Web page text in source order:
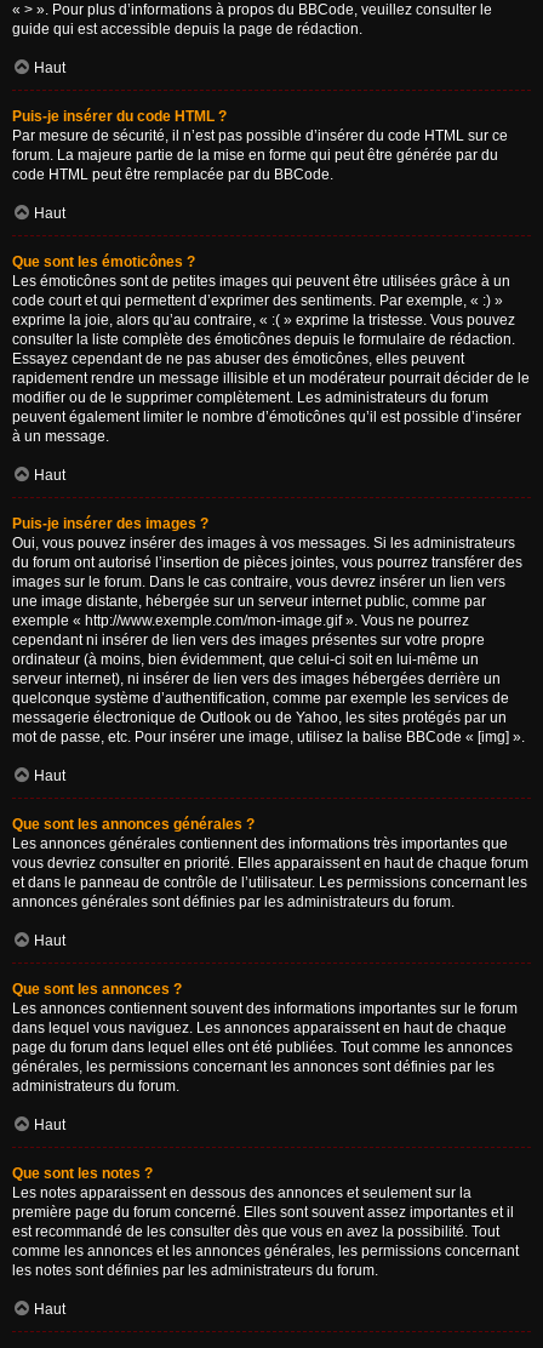
« > ». Pour plus d’informations à propos du BBCode, veuillez consulter le
guide qui est accessible depuis la page de rédaction.
Haut
Puis-je insérer du code HTML ?
Par mesure de sécurité, il n’est pas possible d’insérer du code HTML sur ce
forum. La majeure partie de la mise en forme qui peut être générée par du
code HTML peut être remplacée par du BBCode.
Haut
Que sont les émoticônes ?
Les émoticônes sont de petites images qui peuvent être utilisées grâce à un
code court et qui permettent d’exprimer des sentiments. Par exemple, « :) »
exprime la joie, alors qu’au contraire, « :( » exprime la tristesse. Vous pouvez
consulter la liste complète des émoticônes depuis le formulaire de rédaction.
Essayez cependant de ne pas abuser des émoticônes, elles peuvent
rapidement rendre un message illisible et un modérateur pourrait décider de le
modifier ou de le supprimer complètement. Les administrateurs du forum
peuvent également limiter le nombre d’émoticônes qu’il est possible d’insérer
à un message.
Haut
Puis-je insérer des images ?
Oui, vous pouvez insérer des images à vos messages. Si les administrateurs
du forum ont autorisé l’insertion de pièces jointes, vous pourrez transférer des
images sur le forum. Dans le cas contraire, vous devrez insérer un lien vers
une image distante, hébergée sur un serveur internet public, comme par
exemple « http://www.exemple.com/mon-image.gif ». Vous ne pourrez
cependant ni insérer de lien vers des images présentes sur votre propre
ordinateur (à moins, bien évidemment, que celui-ci soit en lui-même un
serveur internet), ni insérer de lien vers des images hébergées derrière un
quelconque système d’authentification, comme par exemple les services de
messagerie électronique de Outlook ou de Yahoo, les sites protégés par un
mot de passe, etc. Pour insérer une image, utilisez la balise BBCode « [img] ».
Haut
Que sont les annonces générales ?
Les annonces générales contiennent des informations très importantes que
vous devriez consulter en priorité. Elles apparaissent en haut de chaque forum
et dans le panneau de contrôle de l’utilisateur. Les permissions concernant les
annonces générales sont définies par les administrateurs du forum.
Haut
Que sont les annonces ?
Les annonces contiennent souvent des informations importantes sur le forum
dans lequel vous naviguez. Les annonces apparaissent en haut de chaque
page du forum dans lequel elles ont été publiées. Tout comme les annonces
générales, les permissions concernant les annonces sont définies par les
administrateurs du forum.
Haut
Que sont les notes ?
Les notes apparaissent en dessous des annonces et seulement sur la
première page du forum concerné. Elles sont souvent assez importantes et il
est recommandé de les consulter dès que vous en avez la possibilité. Tout
comme les annonces et les annonces générales, les permissions concernant
les notes sont définies par les administrateurs du forum.
Haut